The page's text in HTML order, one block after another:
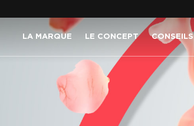
LA MARQUE LE CONCEPT CONSEILS